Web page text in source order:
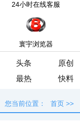
24小时在线客服
寰宇浏览器
头条 原创
最热
快料
您当前位置： 首页 >>